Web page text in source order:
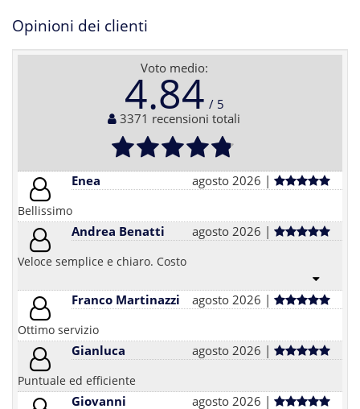
Opinioni dei clienti
Voto medio:
4.84
3371 recensioni totali
Enea agosto 2026 |
Bellissimo
Andrea Benatti agosto 2026 |
Veloce semplice e chiaro. Costo
Franco Martinazzi agosto 2026 |
Ottimo servizio
Gianluca agosto 2026 |
Puntuale ed efficiente
Giovanni agosto 2026 |